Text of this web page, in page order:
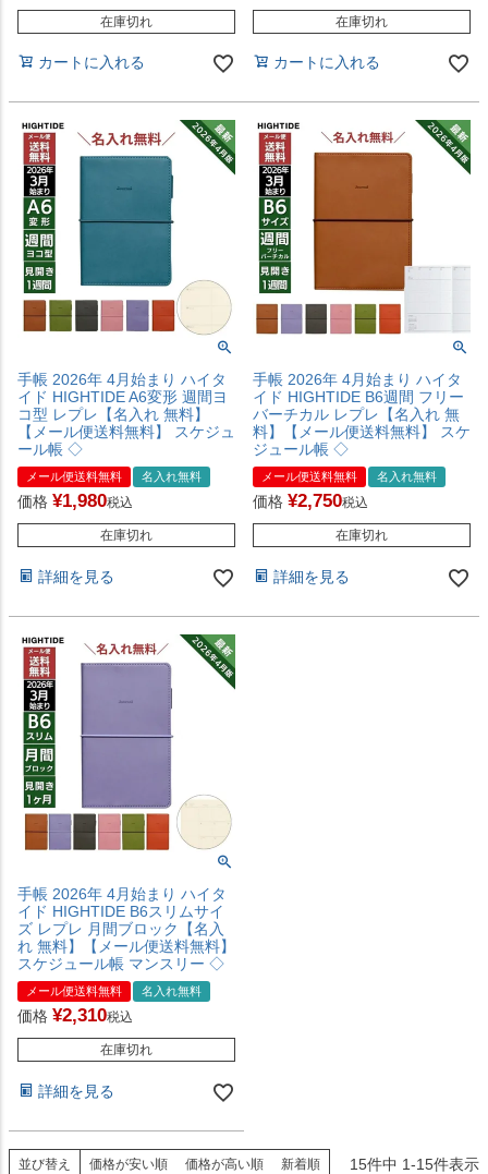
在庫切れ
カートに入れる
在庫切れ
カートに入れる
手帳 2026年 4月始まり ハイタ
イド HIGHTIDE A6変形 週間ヨ
コ型 レプレ【名入れ 無料】
【メール便送料無料】 スケジュ
ール帳 ◇
メール便送料無料 名入れ無料
価格 ¥1,980税込
在庫切れ
詳細を見る
手帳 2026年 4月始まり ハイタ
イド HIGHTIDE B6週間 フリー
バーチカル レプレ【名入れ 無
料】【メール便送料無料】 スケ
ジュール帳 ◇
メール便送料無料 名入れ無料
価格 ¥2,750税込
在庫切れ
詳細を見る
手帳 2026年 4月始まり ハイタ
イド HIGHTIDE B6スリムサイ
ズ レプレ 月間ブロック【名入
れ 無料】【メール便送料無料】
スケジュール帳 マンスリー ◇
メール便送料無料 名入れ無料
価格 ¥2,310税込
在庫切れ
詳細を見る
並び替え 価格が安い順 価格が高い順 新着順 15件中 1-15件表示